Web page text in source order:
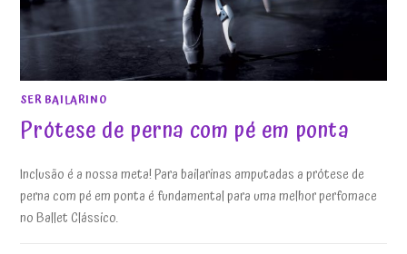
SER BAILARINO
Prótese de perna com pé em ponta
Inclusão é a nossa meta! Para bailarinas amputadas a prótese de
perna com pé em ponta é fundamental para uma melhor perfomace
no Ballet Clássico.